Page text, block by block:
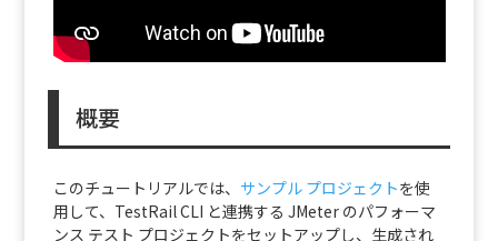
概要
このチュートリアルでは、 サンプル プロジェクトを使
用して、TestRail CLI と連携する JMeter のパフォーマ
ンス テスト プロジェクトをセットアップし、生成され